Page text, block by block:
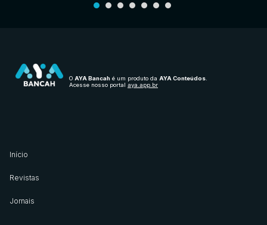
O AYA Bancah é um produto da AYA Conteúdos
Acesse nosso portal aya.app.br
Início
Revistas
Jornais